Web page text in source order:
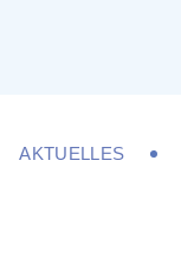
AKTUELLES